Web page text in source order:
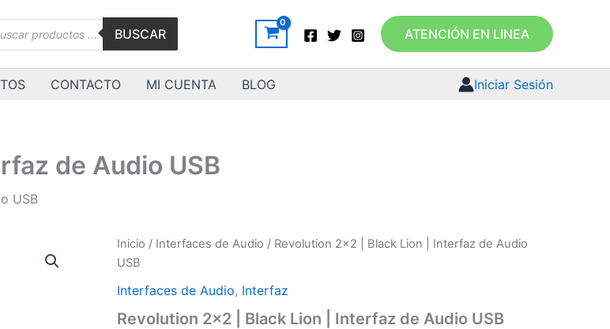
BUSCAR ATENCIÓN EN LINEA
CONTACTO MI CUENTA BLOG Iniciar Sesión
de Audio USB
USB
Inicio / Interfaces de Audio / Revolution 2×2 | Black Lion | Interfaz de Audio
USB
Interfaces de Audio, Interfaz
Revolution 2×2 | Black Lion | Interfaz de Audio USB
Revolution
2×2
Black